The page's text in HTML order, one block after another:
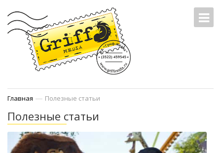
Главная — Полезные статьи
Полезные статьи